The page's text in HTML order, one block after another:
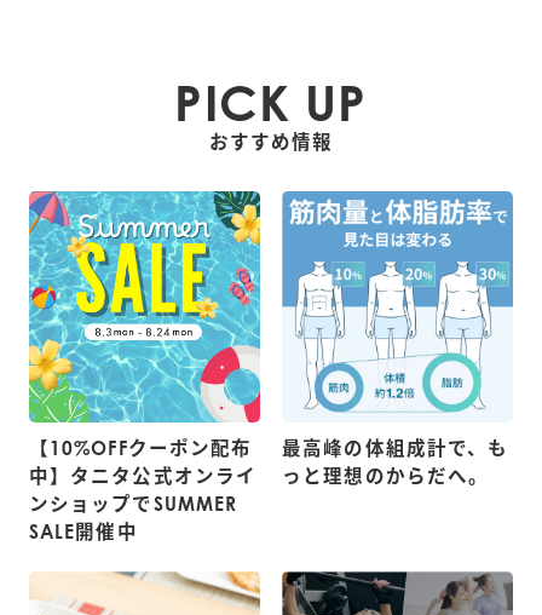
PICK UP
おすすめ情報
【10%OFFクーポン配布
中】タニタ公式オンライ
ンショップでSUMMER
SALE開催中
最高峰の体組成計で、も
っと理想のからだへ。